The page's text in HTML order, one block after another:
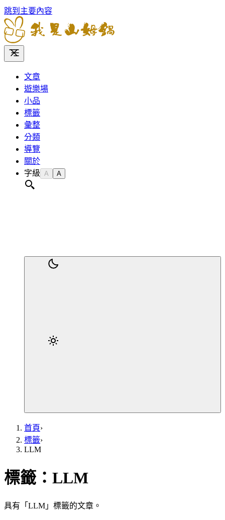
跳到主要內容
文章
遊樂場
小品
標籤
彙整
分類
導覽
關於
字級 A A
首頁›
標籤›
LLM
標籤： LLM
具有「LLM」標籤的文章。